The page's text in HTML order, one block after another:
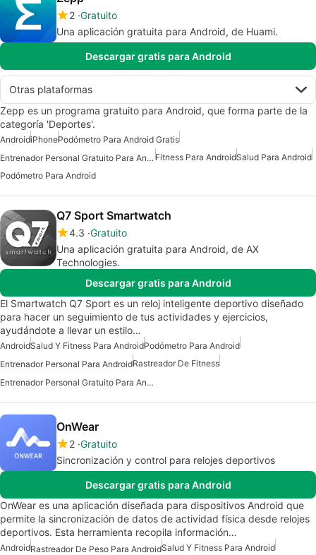
2 Gratuito
Una aplicación gratuita para Android, de Huami.
Descargar gratis para Android
Otras plataformas
Zepp es un programa gratuito para Android, que forma parte de la
categoría 'Deportes'.
AndroidiPhonePodómetro Para Android Gratis
Entrenador Personal Gratuito Para Android Fitness Para AndroidSalud Para Android
Podómetro Para Android
Q7 Sport Smartwatch
4.3 Gratuito
Una aplicación gratuita para Android, de AX
Technologies.
Descargar gratis para Android
El Smartwatch Q7 Sport es un reloj inteligente deportivo diseñado
para hacer un seguimiento de tus actividades y ejercicios,
ayudándote a llevar un estilo…
AndroidSalud Y Fitness Para AndroidPodómetro Para Android
Entrenador Personal Para AndroidRastreador De Fitness
Entrenador Personal Gratuito Para Android
OnWear
2 Gratuito
Sincronización y control para relojes deportivos
Descargar gratis para Android
OnWear es una aplicación diseñada para dispositivos Android que
permite la sincronización de datos de actividad física desde relojes
deportivos. Esta herramienta recopila información…
AndroidRastreador De Peso Para AndroidSalud Y Fitness Para Android